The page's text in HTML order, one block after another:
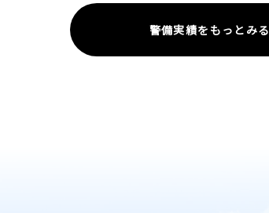
警備実績をもっとみる